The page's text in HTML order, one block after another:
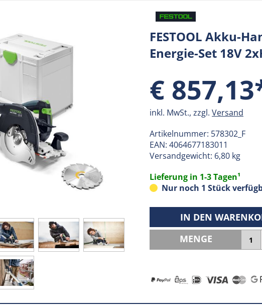
FESTOOL Akku-
Energie-Set 18V
€
inkl. MwSt., zzgl. Versand
Artikelnummer: 578302_F
EAN: 4064677183011
Versandgewicht: 6,80 kg
Lieferung in 1-3 Tagen¹
Nur noch 1 Stück
IN DEN
MENGE